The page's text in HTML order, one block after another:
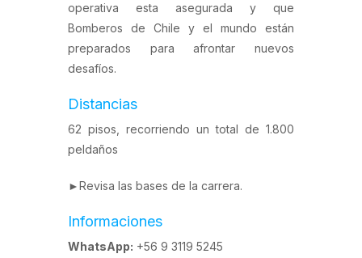
operativa esta asegurada y que
Bomberos de Chile y el mundo están
preparados para afrontar nuevos
desafíos.
Distancias
62 pisos, recorriendo un total de 1.800
peldaños
►Revisa las bases de la carrera.
Informaciones
WhatsApp: +56 9 3119 5245